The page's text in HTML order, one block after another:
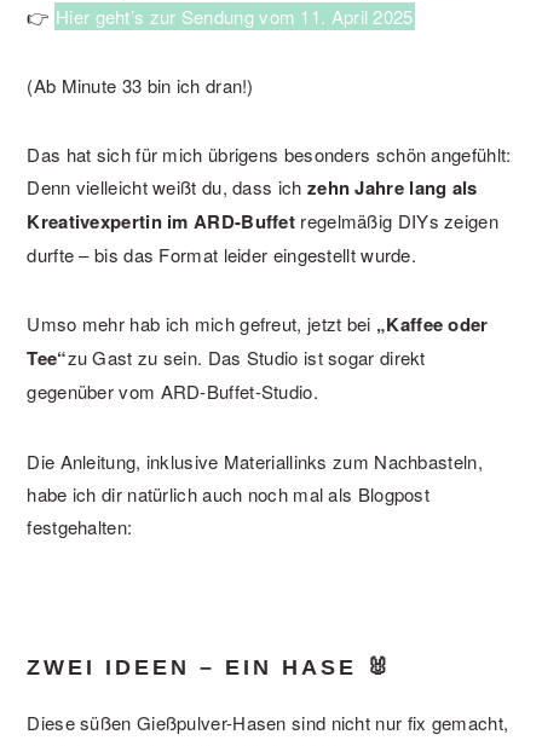
👉 Hier geht’s zur Sendung vom 11. April 2025
(Ab Minute 33 bin ich dran!)
Das hat sich für mich übrigens besonders schön angefühlt:
Denn vielleicht weißt du, dass ich zehn Jahre lang als
Kreativexpertin im ARD-Buffet regelmäßig DIYs zeigen
durfte – bis das Format leider eingestellt wurde.
Umso mehr hab ich mich gefreut, jetzt bei „Kaffee oder
Tee“zu Gast zu sein. Das Studio ist sogar direkt
gegenüber vom ARD-Buffet-Studio.
Die Anleitung, inklusive Materiallinks zum Nachbasteln,
habe ich dir natürlich auch noch mal als Blogpost
festgehalten:
ZWEI IDEEN – EIN HASE 🐰
Diese süßen Gießpulver-Hasen sind nicht nur fix gemacht,